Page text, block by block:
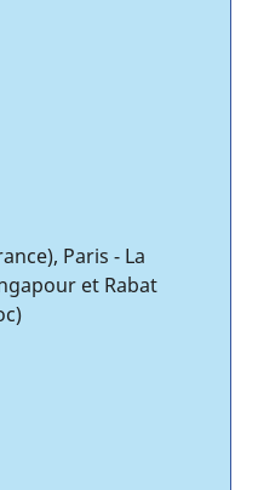
Paris - La
et Rabat